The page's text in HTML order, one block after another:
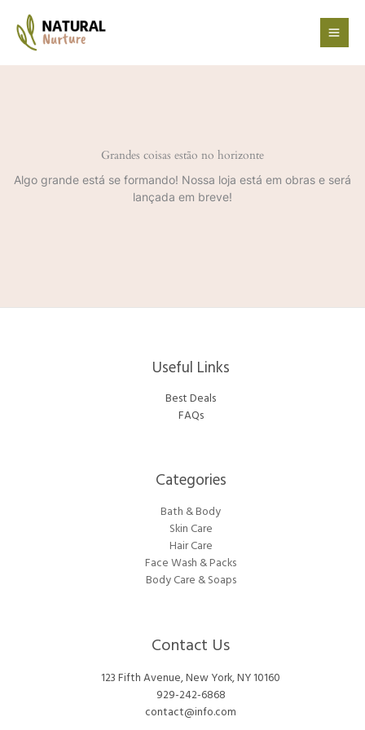
para
Grandes coisas estão no horizonte
Algo grande está se formando! Nossa loja está em obras e será
lançada em breve!
Useful Links
Best Deals
FAQs
Categories​
Bath & Body
Skin Care
Hair Care
Face Wash & Packs
Body Care & Soaps
Contact Us
123 Fifth Avenue, New York, NY 10160
929-242-6868
contact@info.com